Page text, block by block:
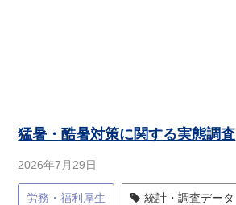
猛暑・酷暑対策に関する実態調査
2026年7月29日
労務・福利厚生 統計・調査データ